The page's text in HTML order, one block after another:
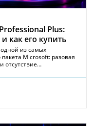
Plus:
как его купить
одной из самых
Microsoft: разовая
отсутствие…